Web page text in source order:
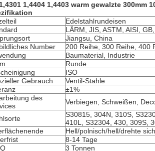
1,4404 1,4403 warm gewalzte
Edelstahlrundeisen
LÄRM, JIS, ASTM, AISI, GB,
Jiangsu, China
Number
200 Reihe, 300 Reihe, 400
Baumaterial, Industrie
Runde
ISO
Gebrauch
Ventil-Stahle
±1%
des
Verbiegen, Schweißen,
S30815, 304N, 310S,
410L, S32304, 430, 309S,
Hell/polnisch/hell/drehte
8-14 Tage
3 Tonnen